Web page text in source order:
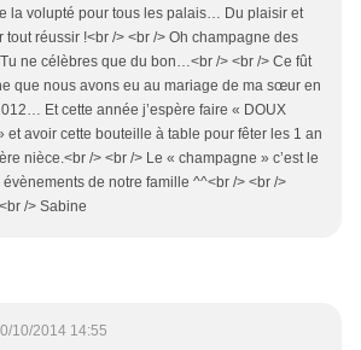
la volupté pour tous les palais… Du plaisir et
tout réussir !<br /> <br /> Oh champagne des
ne célèbres que du bon…<br /> <br /> Ce fût
que nous avons eu au mariage de ma sœur en
Et cette année j’espère faire « DOUX
et avoir cette bouteille à table pour fêter les 1 an
nièce.<br /> <br /> Le « champagne » c’est le
de notre famille ^^<br /> <br />
/> Sabine
10/2014 14:55